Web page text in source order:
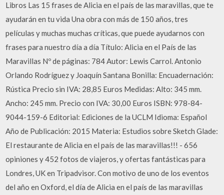
Libros Las 15 frases de Alicia en el país de las maravillas, que te
ayudarán en tu vida Una obra con más de 150 años, tres
películas y muchas muchas críticas, que puede ayudarnos con
frases para nuestro día a día Título: Alicia en el País de las
Maravillas Nº de páginas: 784 Autor: Lewis Carrol. Antonio
Orlando Rodríguez y Joaquín Santana Bonilla: Encuadernación:
Rústica Precio sin IVA: 28,85 Euros Medidas: Alto: 345 mm.
Ancho: 245 mm. Precio con IVA: 30,00 Euros ISBN: 978-84-
9044-159-6 Editorial: Ediciones de la UCLM Idioma: Español
Año de Publicación: 2015 Materia: Estudios sobre Sketch Glade:
El restaurante de Alicia en el país de las maravillas!!! - 656
opiniones y 452 fotos de viajeros, y ofertas fantásticas para
Londres, UK en Tripadvisor. Con motivo de uno de los eventos
del año en Oxford, el día de Alicia en el país de las maravillas